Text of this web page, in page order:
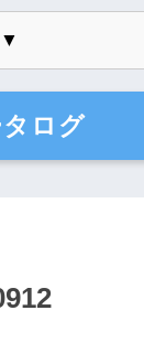
▼
ログ